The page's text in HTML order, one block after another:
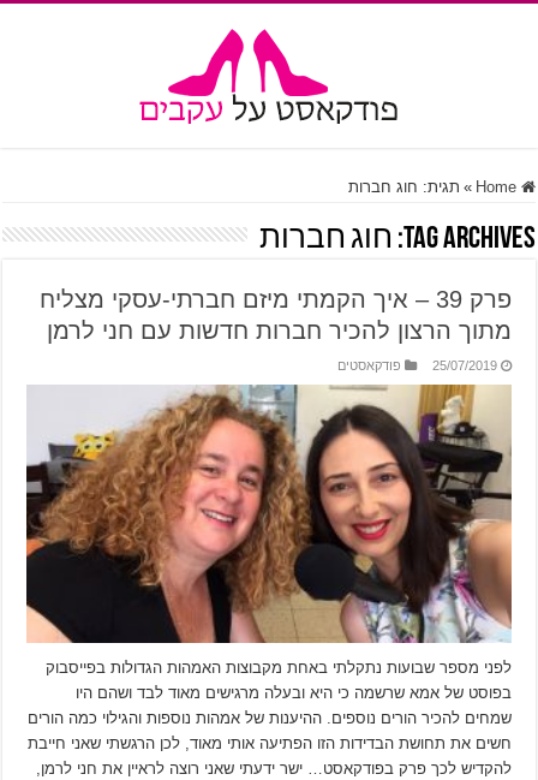
Home
» תגית: חוג חברות
Tag Archives: חוג חברות
פרק 39 – איך הקמתי מיזם חברתי-עסקי מצליח
מתוך הרצון להכיר חברות חדשות עם חני לרמן
25/07/2019 פודקאסטים
לפני מספר שבועות נתקלתי באחת מקבוצות האמהות הגדולות בפייסבוק
בפוסט של אמא שרשמה כי היא ובעלה מרגישים מאוד לבד ושהם היו
שמחים להכיר הורים נוספים. ההיענות של אמהות נוספות והגילוי כמה הורים
חשים את תחושת הבדידות הזו הפתיעה אותי מאוד, לכן הרגשתי שאני חייבת
להקדיש לכך פרק בפודקאסט… ישר ידעתי שאני רוצה לראיין את חני לרמן,